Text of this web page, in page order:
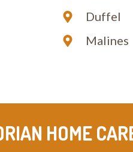
Duffel
Malines
HOME